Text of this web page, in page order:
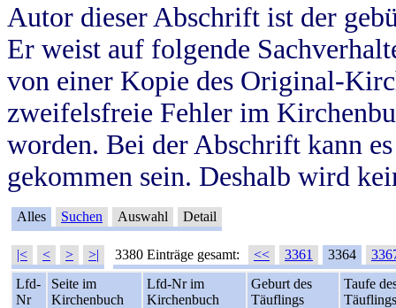
Autor dieser Abschrift ist der
Er weist auf folgende
von einer Kopie des Original-
zweifelsfreie Fehler im
worden. Bei der Abschrift kann
gekommen sein. Deshalb wird
Alles Suchen Auswahl Detail
|< < > >| 3380 Einträge gesamt: << 3361 3364
Lfd-
Nr
Seite im
Kirchenbuch
Lfd-Nr im
Kirchenbuch
Geburt des
Täuflings
Taufe
Täuflings